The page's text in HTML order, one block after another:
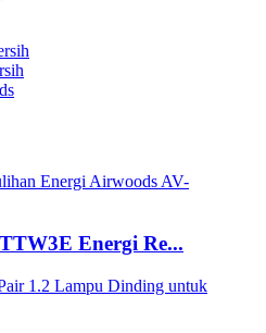
Energi Re...